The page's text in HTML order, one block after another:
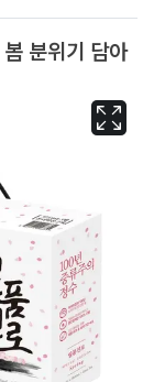
분위기 담아